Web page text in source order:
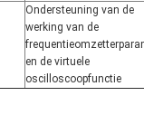
Ondersteuning van de
werking van de
en de virtuele
oscilloscoopfunctie